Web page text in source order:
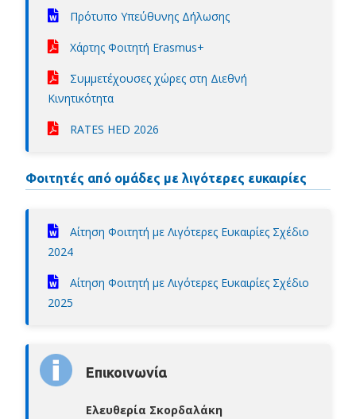
Πρότυπο Υπεύθυνης Δήλωσης
Χάρτης Φοιτητή Erasmus+
Συμμετέχουσες χώρες στη Διεθνή
Κινητικότητα
RATES HED 2026
​Φοιτητές από ομάδες με λιγότερες ευκαιρίες
Αίτηση Φοιτητή με Λιγότερες Ευκαιρίες Σχέδιο
2024
Αίτηση Φοιτητή με Λιγότερες Ευκαιρίες Σχέδιο
2025
Επικοινωνία
Ελευθερία Σκορδαλάκη